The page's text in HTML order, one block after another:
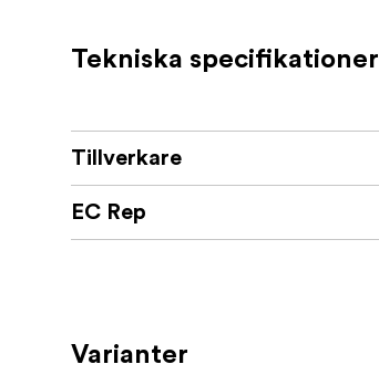
Tekniska specifikationer
Tillverkare
EC Rep
Varianter